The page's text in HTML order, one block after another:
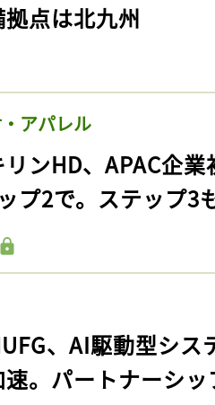
点は北九州
アパレル
リンHD、APAC企
プ2で。ステップ3
、AI駆動型シ
速。パートナーシ